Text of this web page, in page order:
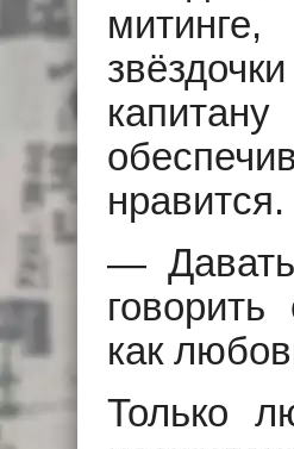
—
как
Только